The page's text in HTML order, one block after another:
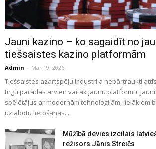
Jauni kazino – ko sagaidīt no
tiešsaistes kazino platformām
Admin - Mar 19, 2026
Tiešsaistes azartspēļu industrija nepārtraukti
tirgū parādās arvien vairāk jaunu platformu.
spēlētājus ar modernām tehnoloģijām, lielākiem
uzlabotu lietošanas...
Mūžībā devies izcilais
režisors Jānis Streičs